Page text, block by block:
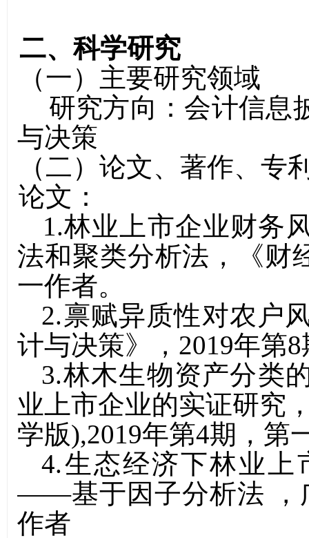
二、科学研究
（一）主要研究领域
研究方向： 会计信息
与决策
（二）论文、著作、专
论文：
1.林业上市企业财务
法和聚类分析法 ， 《财
一作者。
2.禀赋异质性对农户
计与决策》，2019年第
3.林木生物资产分类
业上市企业的实证研究
学版),2019年第4期，第
4.生态经济下林业上
——基于因子分析法 ，
作者